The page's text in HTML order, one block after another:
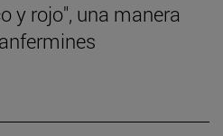
y rojo", una manera